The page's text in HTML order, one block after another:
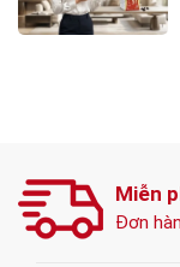
Miễn
Đơn